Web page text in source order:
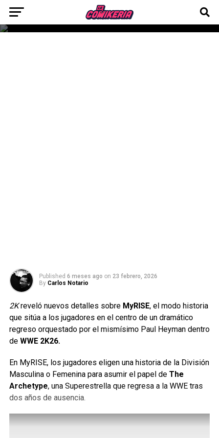
centro de un dramático regreso dentro de
Published 6 meses ago on 23 febrero, 2026
By Carlos Notario
2Kreveló nuevos detalles sobreMyRISE, el modo historia
que sitúa a los jugadores en el centro de un dramático
regreso orquestado por el mismísimo Paul Heyman dentro
de WWE 2K26.
En MyRISE, los jugadores eligen una historia de la División
Masculina o Femenina para asumir el papel de The
Archetype, una Superestrella que regresa a la WWE tras
dos años de ausencia.